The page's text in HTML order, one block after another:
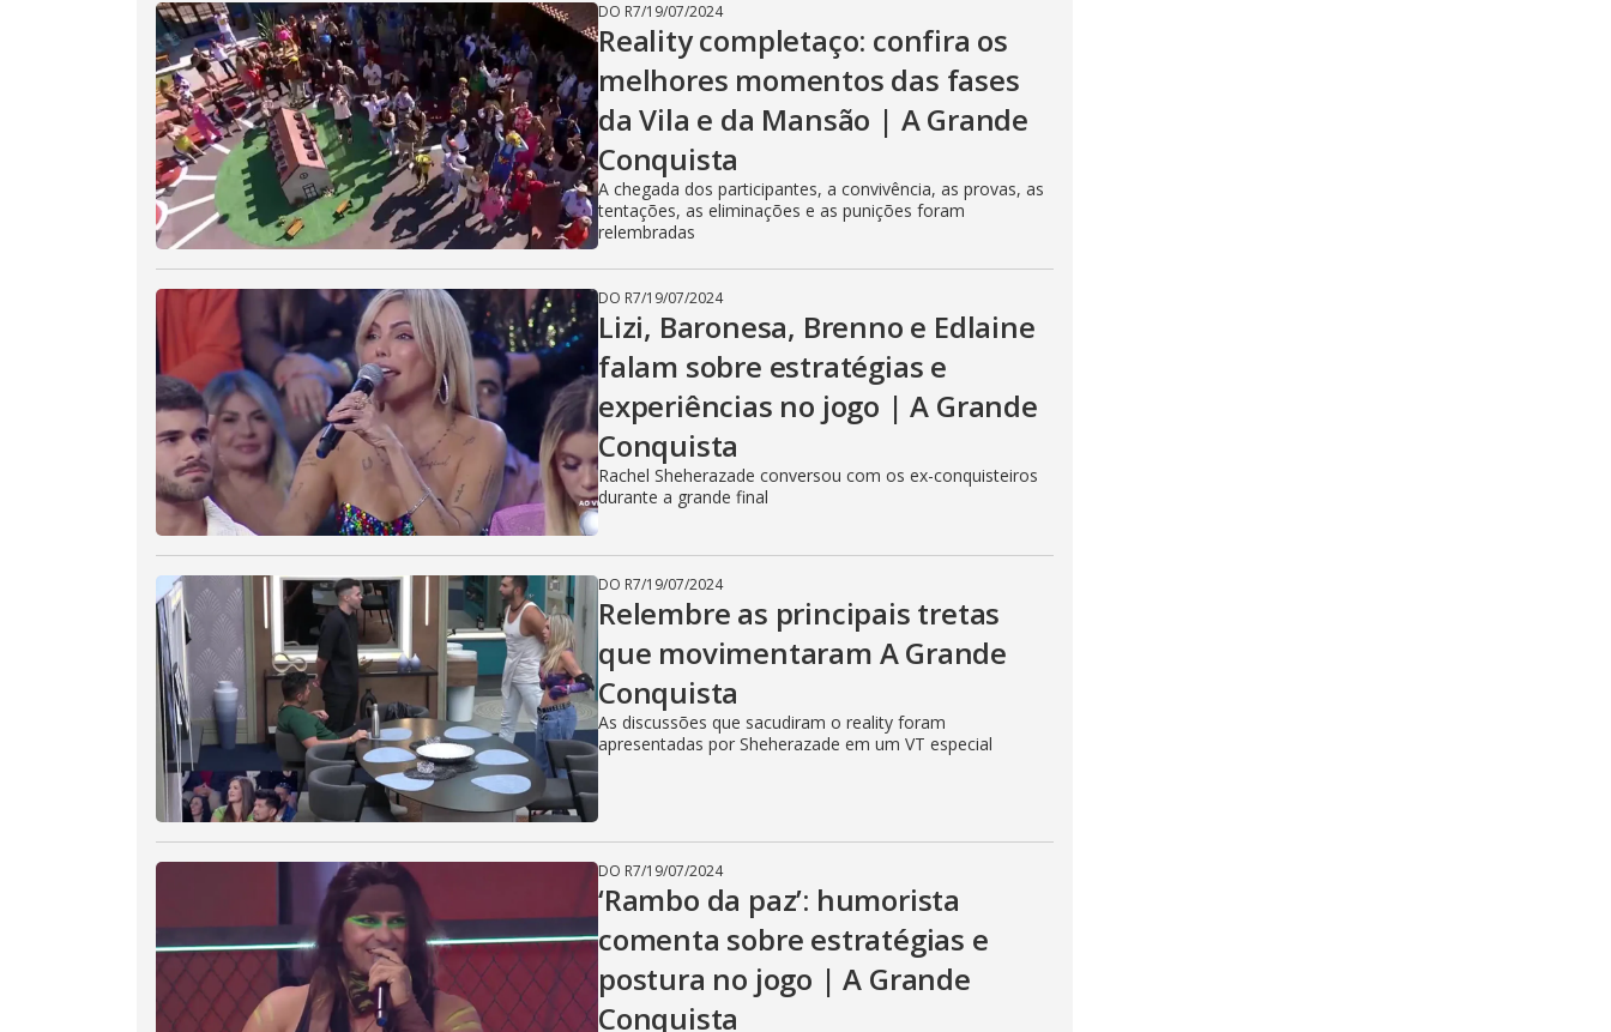
DO R7/19/07/2024
Reality completaço: confira os
melhores momentos das fases
da Vila e da Mansão | A Grande
Conquista
A chegada dos participantes, a convivência, as provas, as
tentações, as eliminações e as punições foram
relembradas
DO R7/19/07/2024
Lizi, Baronesa, Brenno e Edlaine
falam sobre estratégias e
experiências no jogo | A Grande
Conquista
Rachel Sheherazade conversou com os ex-conquisteiros
durante a grande final
DO R7/19/07/2024
Relembre as principais tretas
que movimentaram A Grande
Conquista
As discussões que sacudiram o reality foram
apresentadas por Sheherazade em um VT especial
DO R7/19/07/2024
‘Rambo da paz’: humorista
comenta sobre estratégias e
postura no jogo | A Grande
Conquista